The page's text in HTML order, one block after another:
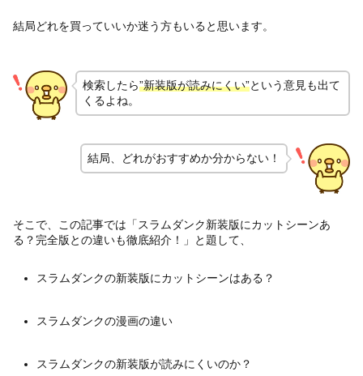
結局どれを買っていいか迷う方もいると思います。
検索したら”新装版が読みにくい”という意見も出て
くるよね。
結局、どれがおすすめか分からない！
そこで、この記事では「スラムダンク新装版にカットシーンあ
る？完全版との違いも徹底紹介！」と題して、
スラムダンクの新装版にカットシーンはある？
スラムダンクの漫画の違い
スラムダンクの新装版が読みにくいのか？